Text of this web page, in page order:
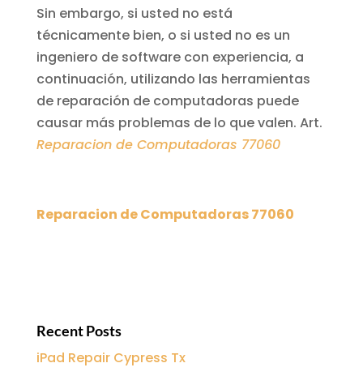
Sin embargo, si usted no está
técnicamente bien, o si usted no es un
ingeniero de software con experiencia, a
continuación, utilizando las herramientas
de reparación de computadoras puede
causar más problemas de lo que valen. Art.
Reparacion de Computadoras 77060
Reparacion de Computadoras 77060
Recent Posts
iPad Repair Cypress Tx